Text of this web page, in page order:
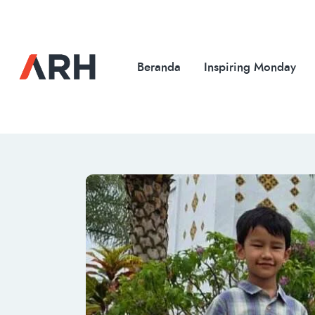
Beranda Inspiring Monday